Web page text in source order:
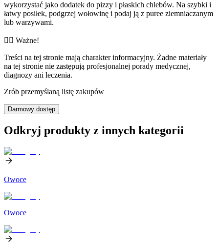
wykorzystać jako dodatek do pizzy i płaskich chlebów. Na szybki i
łatwy posiłek, podgrzej wołowinę i podaj ją z puree ziemniaczanym
lub warzywami.
👨‍⚕️️ Ważne!
Treści na tej stronie mają charakter informacyjny. Żadne materiały
na tej stronie nie zastępują profesjonalnej porady medycznej,
diagnozy ani leczenia.
Zrób przemyślaną listę zakupów
Darmowy dostęp
Odkryj produkty z innych kategorii
Owoce
Owoce